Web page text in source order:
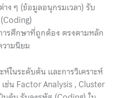
ง ๆ (ข้อมูลอนุกรมเวลา) รับ
รศึกษาที่ถูกต้อง ตรงตามหลัก
ามนิยม
ห์ในระดับต้น และการวิเคราะห์
ช่น Factor Analysis , Cluster